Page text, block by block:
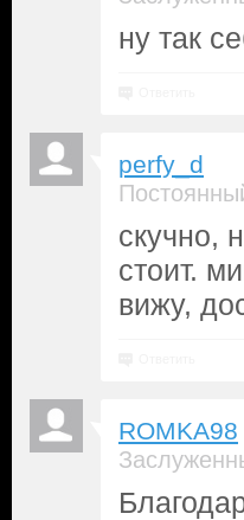
ну так
perfy_d
скучно,
стоит.
вижу,
ROMKA98